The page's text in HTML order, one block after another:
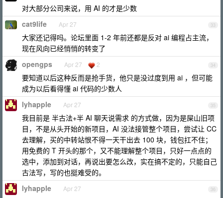
对大部分公司来说，用 AI 的才是少数
33
cat9life Apr 27
大家还记得吗。论坛里面 1-2 年前还都是反对 ai 编程占主流，
现在风向已经悄悄的转变了
34
opengps Apr 27 2
要知道以后这种反而是抢手货，他只是没过度到用 ai ，但可能
成为以后看得懂 ai 代码的少数人
35
lyhapple Apr 27
我目前是 半古法+半 AI 聊天说需求 的方式做，因为是屎山旧项
目，不是从头开始的新项目，AI 没法接管整个项目，尝试让 CC
去理解，买的中转站恨不得一天干出去 100 块，钱包扛不住；
用免费的 T 开头的那个，又不能理解整个项目，只好一点点的
选中，添加到对话，再说出要怎么改，实在搞不定的，只能自己
古法写，写的也挺难受的。
36
lyhapple Apr 27